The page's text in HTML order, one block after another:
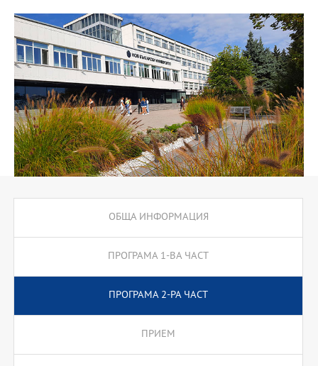
езикови технологии и др. През втората част на програмата се
предлагат две специализации: преводач и учител по чужд език,
които водят до съответната професионална квалификация.
ОБЩА ИНФОРМАЦИЯ
ПРОГРАМА 1-ВА ЧАСТ
ПРОГРАМА 2-РА ЧАСТ
ПРИЕМ